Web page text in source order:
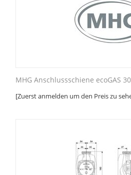
MHG Anschlussschiene ecoGAS
[Zuerst anmelden um den Preis zu